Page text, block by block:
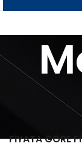
FIYATA GÖRE